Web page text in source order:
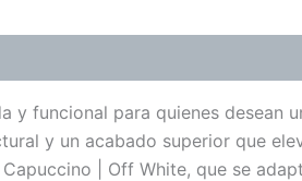
y funcional para quienes desean
y un acabado superior que
| Off White, que se